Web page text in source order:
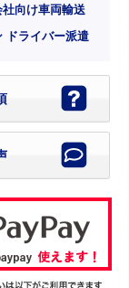
社向け車両輸送
ドライバー派遣